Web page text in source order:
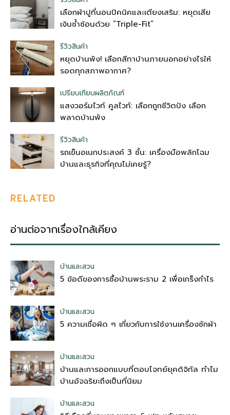
เลือกผ้าปูที่นอนปิคนิคและเตียงเสริม: หยุดเสีย
เงินซ้ำซ้อนด้วย “Triple-Fit”
รีวิวสินค้า
หยุดบ้านพัง! เลือกสีทาบ้านภายนอกอย่างไรให้
รอดทุกสภาพอากาศ?
เปรียบเทียบผลิตภัณฑ์
แสงวอร์มไวท์ คูลไวท์: เลือกถูกชีวิตปัง เลือก
พลาดบ้านพัง
รีวิวสินค้า
รถเข็นอเนกประสงค์ 3 ชั้น: เครื่องมือพลิกโฉม
บ้านและธุรกิจที่คุณไม่เคยรู้?
RELATED
อ่านต่อจากเรื่องใกล้เคียง
บ้านและสวน
5 ข้อดีของการซื้อบ้านพระราม 2 เพื่อเกร็งกำไร
บ้านและสวน
5 ความเชื่อผิด ๆ เกี่ยวกับการใช้งานเครื่องซักผ้า
บ้านและสวน
บ้านและการออกแบบที่ตอบโจทย์ยุคดิจิทัล ทำไม
บ้านอัจฉริยะถึงเป็นที่นิยม
บ้านและสวน